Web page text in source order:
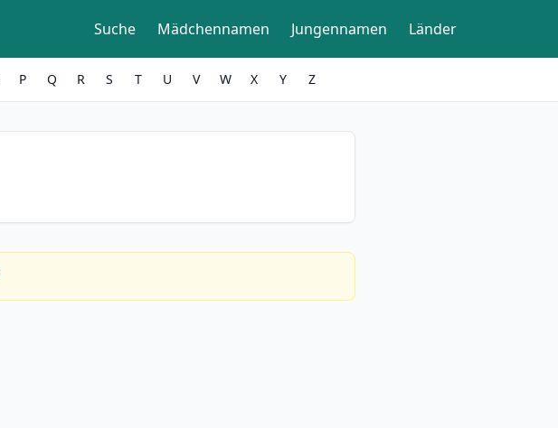
Suche Mädchennamen Jungennamen Länder
P Q R S T U V W X Y Z